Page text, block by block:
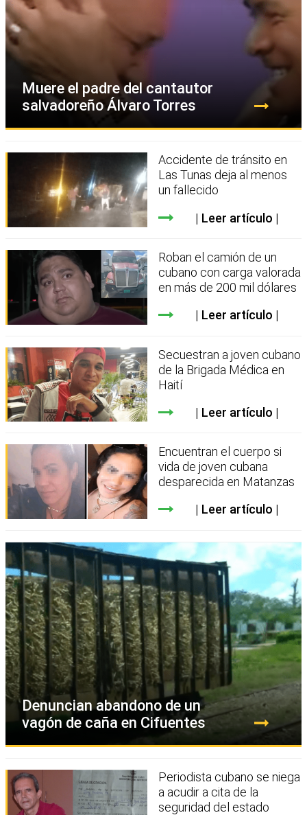
Muere el padre del cantautor
salvadoreño Álvaro Torres
Accidente de tránsito en
Las Tunas deja al menos
un fallecido
Leer artículo
Roban el camión de un
cubano con carga valorada
en más de 200 mil dólares
Leer artículo
Secuestran a joven cubano
de la Brigada Médica en
Haití
Leer artículo
Encuentran el cuerpo si
vida de joven cubana
desparecida en Matanzas
Leer artículo
Denuncian abandono de un
vagón de caña en Cifuentes
Periodista cubano se niega
a acudir a cita de la
seguridad del estado